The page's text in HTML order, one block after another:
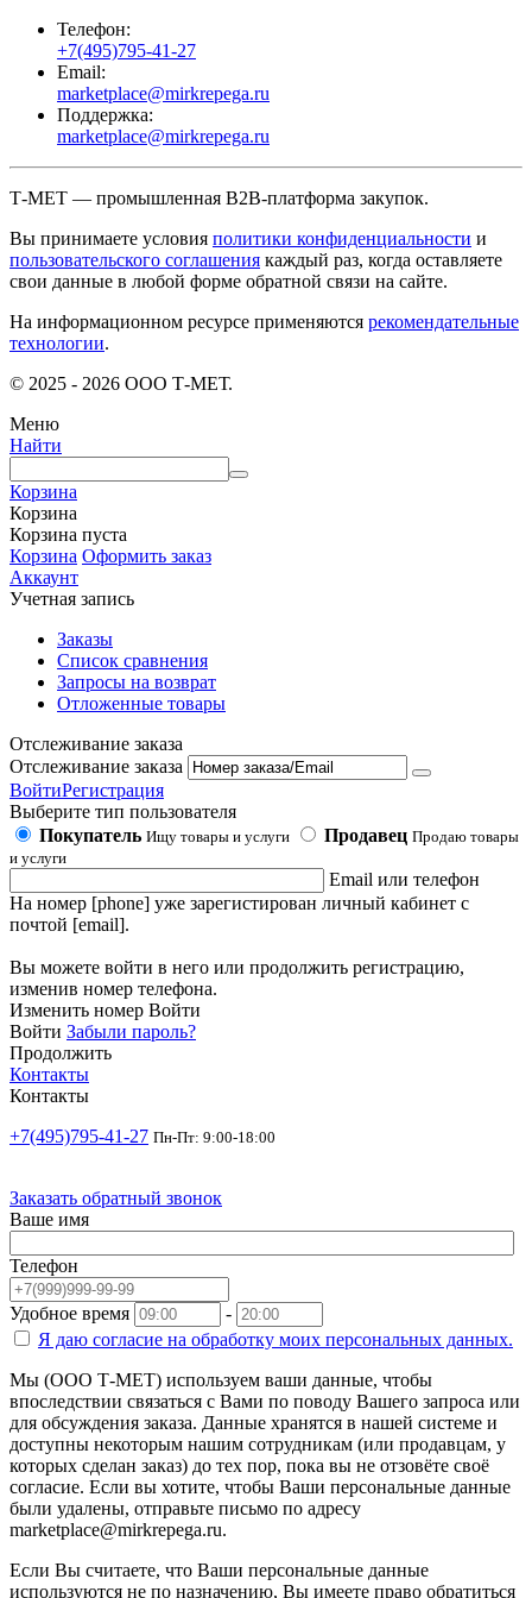
Телефон:
+7(495)795-41-27
Email:
marketplace@mirkrepega.ru
Поддержка:
marketplace@mirkrepega.ru
Т-МЕТ — промышленная B2B-платформа закупок.
Вы принимаете условия политики конфиденциальности и
пользовательского соглашения каждый раз, когда оставляете
свои данные в любой форме обратной связи на сайте.
На информационном ресурсе применяются рекомендательные
технологии.
© 2025 - 2026 ООО Т-МЕТ.
Меню
Найти
Корзина
Корзина
Корзина пуста
Корзина Оформить заказ
Аккаунт
Учетная запись
Заказы
Список сравнения
Запросы на возврат
Отложенные товары
Отслеживание заказа
Отслеживание заказа
ВойтиРегистрация
Выберите тип пользователя
Покупатель Ищу товары и услуги Продавец Продаю товары
и услуги
Email или телефон
На номер [phone] уже зарегистирован личный кабинет с
почтой [email].
Вы можете войти в него или продолжить регистрацию,
изменив номер телефона.
Изменить номер Войти
Войти Забыли пароль?
Продолжить
Контакты
Контакты
+7(495)795-41-27 Пн-Пт: 9:00-18:00
Заказать обратный звонок
Ваше имя
Телефон
Удобное время
-
Я даю согласие на обработку моих персональных данных.
Мы (ООО Т-МЕТ) используем ваши данные, чтобы
впоследствии связаться с Вами по поводу Вашего запроса или
для обсуждения заказа. Данные хранятся в нашей системе и
доступны некоторым нашим сотрудникам (или продавцам, у
которых сделан заказ) до тех пор, пока вы не отзовёте своё
согласие. Если вы хотите, чтобы Ваши персональные данные
были удалены, отправьте письмо по адресу
marketplace@mirkrepega.ru.
Если Вы считаете, что Ваши персональные данные
используются не по назначению, Вы имеете право обратиться